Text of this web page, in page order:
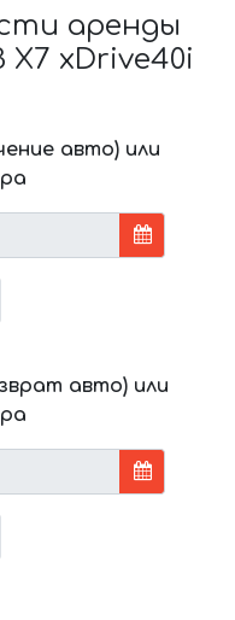
аренды
xDrive40i
авто) или
авто) или